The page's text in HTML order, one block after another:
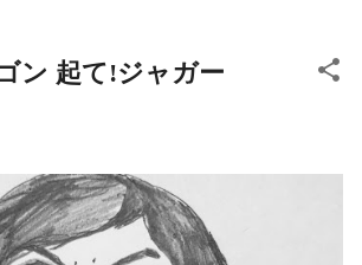
ン 起て!ジャガー